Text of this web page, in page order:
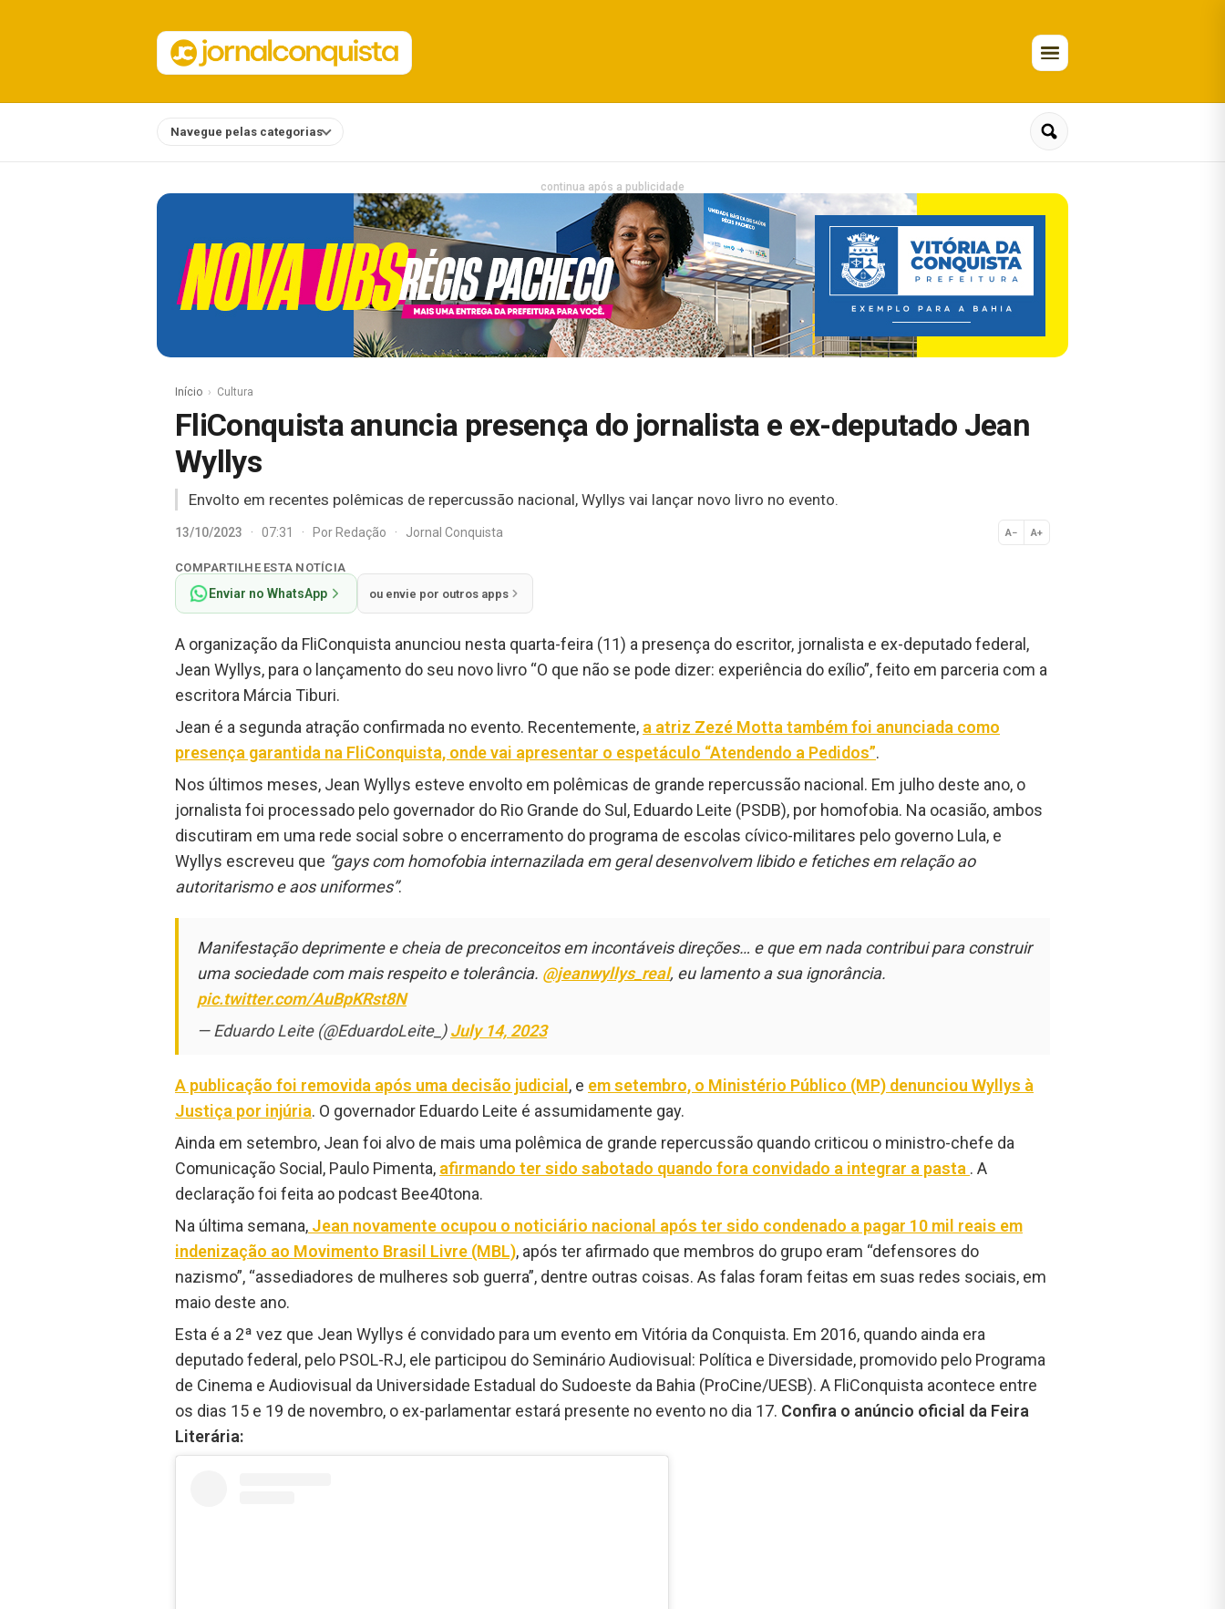
Navegue pelas categorias
continua após a publicidade
Início Cultura
FliConquista anuncia presença do jornalista e ex-deputado Jean
Wyllys
Envolto em recentes polêmicas de repercussão nacional, Wyllys vai lançar novo livro no evento.
13/10/2023 · 07:31 · PorRedação · Jornal Conquista A− A+
Normal
COMPARTILHE ESTA NOTÍCIA
Enviar no WhatsApp ou envie por outros apps
A organização da FliConquista anunciou nesta quarta-feira (11) a presença do escritor, jornalista e ex-deputado federal,
Jean Wyllys, para o lançamento do seu novo livro “O que não se pode dizer: experiência do exílio”, feito em parceria com a
escritora Márcia Tiburi.
Jean é a segunda atração confirmada no evento. Recentemente, a atriz Zezé Motta também foi anunciada como
presença garantida na FliConquista, onde vai apresentar o espetáculo “Atendendo a Pedidos”.
Nos últimos meses, Jean Wyllys esteve envolto em polêmicas de grande repercussão nacional. Em julho deste ano, o
jornalista foi processado pelo governador do Rio Grande do Sul, Eduardo Leite (PSDB), por homofobia. Na ocasião, ambos
discutiram em uma rede social sobre o encerramento do programa de escolas cívico-militares pelo governo Lula, e
Wyllys escreveu que “gays com homofobia internazilada em geral desenvolvem libido e fetiches em relação ao
autoritarismo e aos uniformes”.
Manifestação deprimente e cheia de preconceitos em incontáveis direções… e que em nada contribui para construir
uma sociedade com mais respeito e tolerância. @jeanwyllys_real, eu lamento a sua ignorância.
pic.twitter.com/AuBpKRst8N
— Eduardo Leite (@EduardoLeite_)July 14, 2023
A publicação foi removida após uma decisão judicial , e em setembro, o Ministério Público (MP) denunciou Wyllys à
Justiça por injúria. O governador Eduardo Leite é assumidamente gay.
Ainda em setembro, Jean foi alvo de mais uma polêmica de grande repercussão quando criticou o ministro-chefe da
Comunicação Social, Paulo Pimenta, afirmando ter sido sabotado quando fora convidado a integrar a pasta . A
declaração foi feita ao podcast Bee40tona.
Na última semana, Jean novamente ocupou o noticiário nacional após ter sido condenado a pagar 10 mil reais em
indenização ao Movimento Brasil Livre (MBL), após ter afirmado que membros do grupo eram “defensores do
nazismo”, “assediadores de mulheres sob guerra”, dentre outras coisas. As falas foram feitas em suas redes sociais, em
maio deste ano.
Esta é a 2ª vez que Jean Wyllys é convidado para um evento em Vitória da Conquista. Em 2016, quando ainda era
deputado federal, pelo PSOL-RJ, ele participou do Seminário Audiovisual: Política e Diversidade, promovido pelo Programa
de Cinema e Audiovisual da Universidade Estadual do Sudoeste da Bahia (ProCine/UESB). A FliConquista acontece entre
os dias 15 e 19 de novembro, o ex-parlamentar estará presente no evento no dia 17. Confira o anúncio oficial da Feira
Literária: